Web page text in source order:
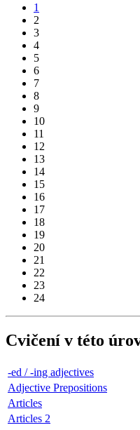
1
2
3
4
5
6
7
8
9
10
11
12
13
14
15
16
17
18
19
20
21
22
23
24
Cvičení v této
-ed / -ing adjectives
Adjective Prepositions
Articles
Articles 2